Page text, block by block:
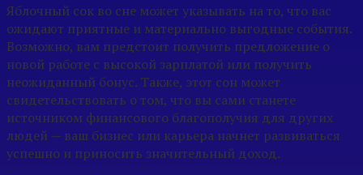
Яблочный сок во сне может указывать на то, что вас
ожидают приятные и материально выгодные события.
Возможно, вам предстоит получить предложение о
новой работе с высокой зарплатой или получить
неожиданный бонус. Также, этот сон может
свидетельствовать о том, что вы сами станете
источником финансового благополучия для других
людей — ваш бизнес или карьера начнет развиваться
успешно и приносить значительный доход.